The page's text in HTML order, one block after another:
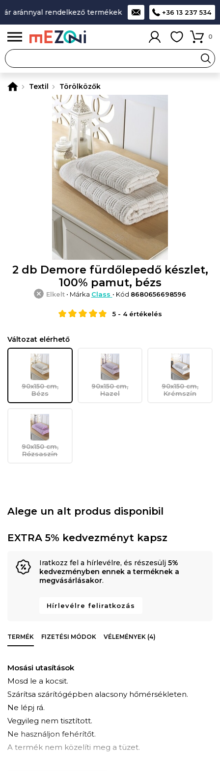
aránnyal rendelkező termékek A legjobb design-minőség-
+36 13 237 534
0
Textil Törölközők
2 db Demore fürdőlepedő készlet,
100% pamut, bézs
Elkelt• Márka Class • Kód 8680656698596
5- 4értékelés
Változat elérhető
90x150 cm,
Bézs
90x150 cm,
Hazel
90x150 cm,
Krémszín
90x150 cm,
Rózsaszín
Alege un alt produs disponibil
EXTRA 5% kedvezményt kapsz
Iratkozz fel a hírlevélre, és részesülj 5%
kedvezményben ennek a terméknek a
megvásárlásakor.
Hírlevélre feliratkozás
TERMÉK FIZETÉSI MÓDOK VÉLEMÉNYEK (4)
Mosási utasítások
Mosd le a kocsit.
Szárítsa szárítógépben alacsony hőmérsékleten.
Ne lépj rá.
Vegyileg nem tisztított.
Ne használjon fehérítőt.
A termék nem közelíti meg a tüzet.